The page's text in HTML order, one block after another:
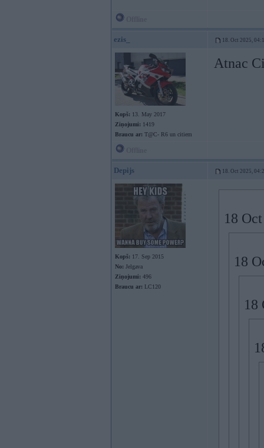
ezis_ 18. Oct 2025,
Kopš: 13. May 2017
Ziņojumi: 1419
Braucu ar: T@C- R6 un citiem
Atnac
Depijs 18. Oct 2025,
Kopš: 17. Sep 2015
No: Jelgava
Ziņojumi: 496
Braucu ar: LC120
18
18
18